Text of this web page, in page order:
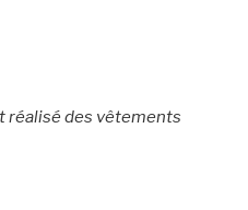
réalisé des vêtements